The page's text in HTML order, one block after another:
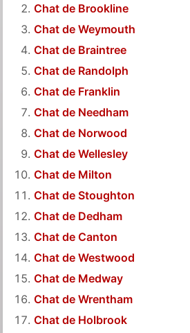
Chat de Brookline
Chat de Weymouth
Chat de Braintree
Chat de Randolph
Chat de Franklin
Chat de Needham
Chat de Norwood
Chat de Wellesley
Chat de Milton
Chat de Stoughton
Chat de Dedham
Chat de Canton
Chat de Westwood
Chat de Medway
Chat de Wrentham
Chat de Holbrook